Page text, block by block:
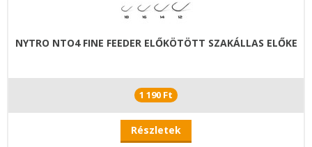
NYTRO NTO4 FINE FEEDER ELŐKÖTÖTT SZAKÁLLAS ELŐKE
1 190 Ft
Részletek